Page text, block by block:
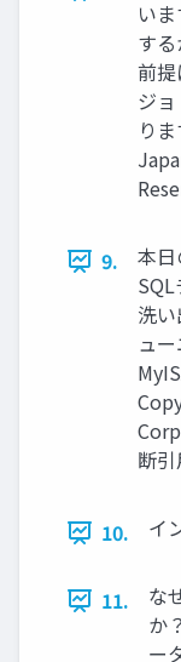
い
す
前
ジ
り
9.
本
洗
ュ
断
10. イ
11.
な
か
ー